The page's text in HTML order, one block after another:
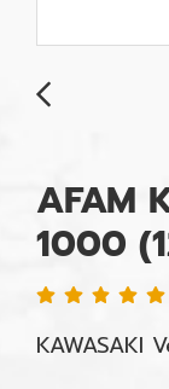
AFAM
1000
KAWASAKI